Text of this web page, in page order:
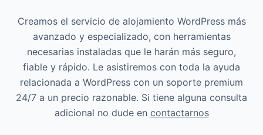
Creamos el servicio de alojamiento WordPress más
avanzado y especializado, con herramientas
necesarias instaladas que le harán más seguro,
fiable y rápido. Le asistiremos con toda la ayuda
relacionada a WordPress con un soporte premium
24/7 a un precio razonable. Si tiene alguna consulta
adicional no dude en contactarnos